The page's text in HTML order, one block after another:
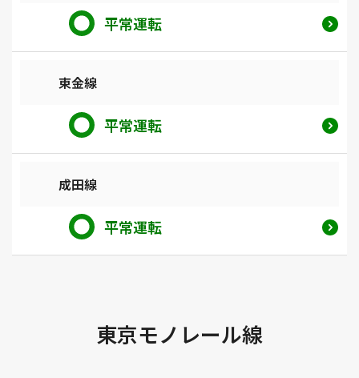
平常運転
東金線
平常運転
成田線
平常運転
東京モノレール線